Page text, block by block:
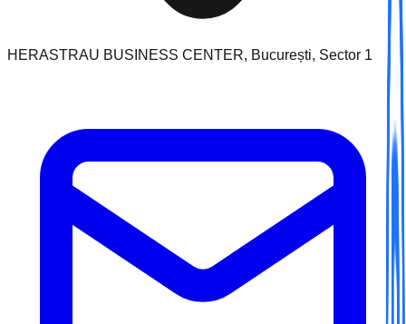
HERASTRAU BUSINESS CENTER, București, Sector 1